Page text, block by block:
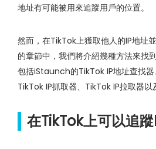
地址有可能被用來追蹤用戶的位置。
然而，在TikTok上獲取他人的IP地址
的章節中，我們將介紹幾種方法來找
包括iStaunch的TikTok IP地址查找器
TikTok IP抓取器、TikTok IP拉取器以
在TikTok上可以追蹤